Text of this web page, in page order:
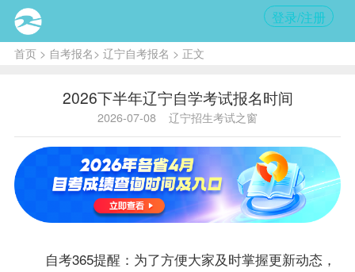
登录/注册
首页> 自考报名> 辽宁自考报名 > 正文
2026下半年辽宁自学考试报名时间
2026-07-08 辽宁招生考试之窗
自考365提醒：为了方便大家及时掌握更新动态，